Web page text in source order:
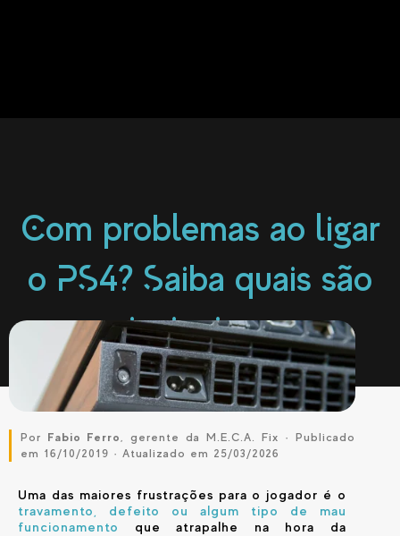
Com problemas ao ligar
o PS4? Saiba quais são
as principais causas
Por Fabio Ferro
, gerente da M.E.C.A. Fix · Publicado
em 16/10/2019 · Atualizado em 25/03/2026
Uma das maiores frustrações para o jogador é o
travamento, defeito ou algum tipo de mau
funcionamento
que atrapalhe na hora da